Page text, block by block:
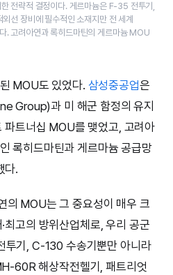
전략적 결정이다. 게르마늄은 F-35 전투기,
선 장비에 필수적인 소재지만 전 세계
. 고려아연과 록히드마틴의 게르마늄 MOU
MOU도 있었다. 삼성중공업은
Group)과 미 해군 함정의 유지
파트너십 MOU를 맺었고, 고려아
록히드마틴과 게르마늄 공급망
다.
의 MOU는 그 중요성이 매우 크
최고의 방위산업체로, 우리 공군
기, C-130 수송기뿐만 아니라
60R 해상작전헬기, 패트리엇